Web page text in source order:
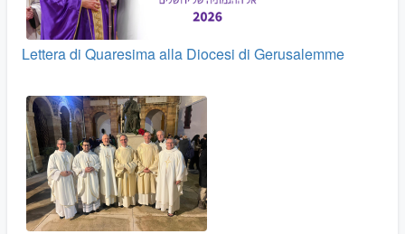
Lettera di Quaresima alla Diocesi di Gerusalemme